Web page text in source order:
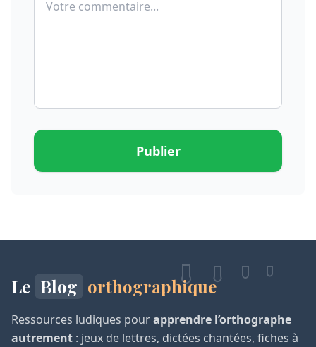
Publier
Le Blog orthographique
Ressources ludiques pourapprendre l’orthographe
autrement : jeux de lettres, dictées chantées, fiches à